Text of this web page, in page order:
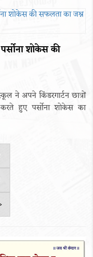
शोकेस की
ने अपने किंडरगार्टन छात्रों
करते हुए पर्सोना शोकेस का